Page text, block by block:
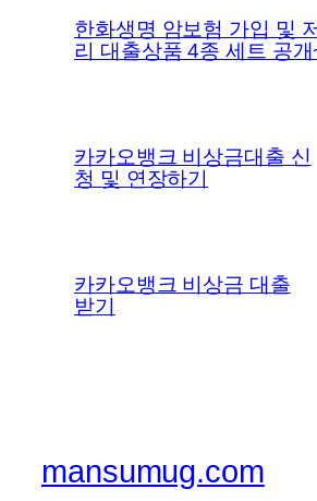
한화생명 암보험 가입 및
리 대출상품 4종 세트 공개
카카오뱅크 비상금대출 신
청 및 연장하기
카카오뱅크 비상금 대출
받기
mansumug.com